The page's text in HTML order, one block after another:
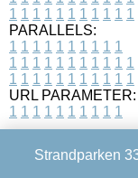
1 1 1 1 1 1 1 1 1 1 1
PARALLELS:
1 1 1 1 1 1 1 1 1 1
1 1 1 1 1 1 1 1 1 1 1
1 1 1 1 1 1 1 1 1 1 1
URL PARAMETER:
1 1 1 1 1 1 1 1 1 1
Strandparken